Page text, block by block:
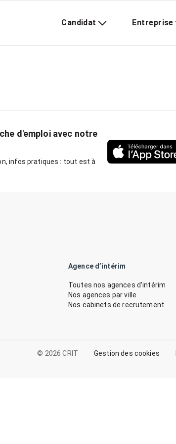
Candidat Entreprise
d'emploi avec notre
infos pratiques : tout est à
Agence d’intérim
Toutes nos agences d’intérim
Nos agences par ville
Nos cabinets de recrutement
© 2026 CRIT Gestion des cookies